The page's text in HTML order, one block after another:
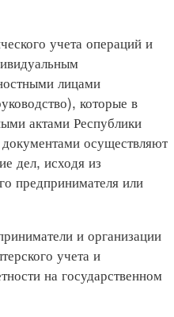
учета операций и
лицами
которые в
актами Республики
осуществляют
дел, исходя из
предпринимателя или
и организации
учета и
на государственном